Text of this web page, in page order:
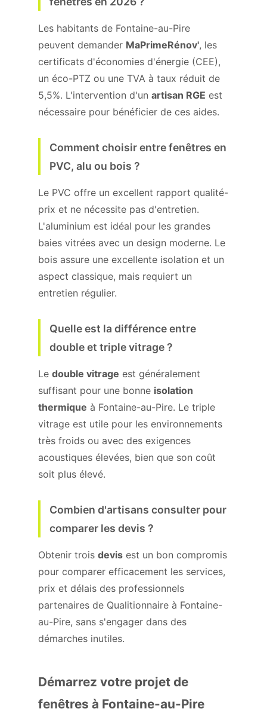
Les habitants de Fontaine-au-Pire
peuvent demander MaPrimeRénov', les
certificats d'économies d'énergie (CEE),
un éco-PTZ ou une TVA à taux réduit de
5,5%. L'intervention d'un artisan RGE est
nécessaire pour bénéficier de ces aides.
Comment choisir entre fenêtres en
PVC, alu ou bois ?
Le PVC offre un excellent rapport qualité-
prix et ne nécessite pas d'entretien.
L'aluminium est idéal pour les grandes
baies vitrées avec un design moderne. Le
bois assure une excellente isolation et un
aspect classique, mais requiert un
entretien régulier.
Quelle est la différence entre
double et triple vitrage ?
Le double vitrage est généralement
suffisant pour une bonne isolation
thermique à Fontaine-au-Pire. Le triple
vitrage est utile pour les environnements
très froids ou avec des exigences
acoustiques élevées, bien que son coût
soit plus élevé.
Combien d'artisans consulter pour
comparer les devis ?
Obtenir trois devis est un bon compromis
pour comparer efficacement les services,
prix et délais des professionnels
partenaires de Qualitionnaire à Fontaine-
au-Pire, sans s'engager dans des
démarches inutiles.
Démarrez votre projet de
fenêtres à Fontaine-au-Pire